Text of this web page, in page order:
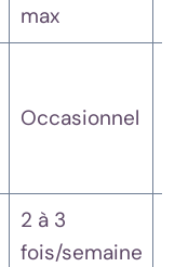
max
Occasionnel
2 à 3
fois/semaine